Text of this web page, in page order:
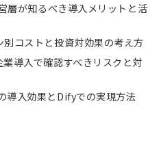
層が知るべき導入メリットと活
コストと投資対効果の考え方
導入で確認すべきリスクと対
導入効果とDifyでの実現方法